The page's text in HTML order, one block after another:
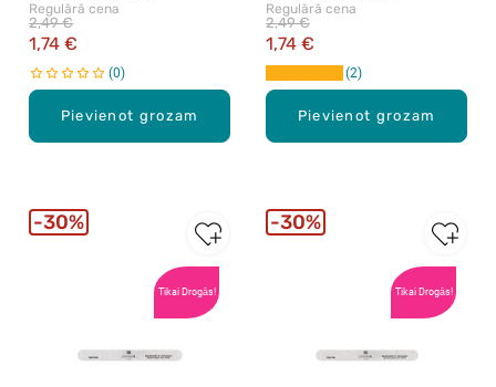
Pievienot grozam
Regulārā cena
1,74 €
2,49 €
0
Pievienot grozam
Regulārā cena
1,74 €
2,49 €
2
Tikai Drogās!
30%
Tikai Drogās!
30%